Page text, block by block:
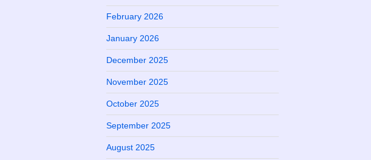
February 2026
January 2026
December 2025
November 2025
October 2025
September 2025
August 2025